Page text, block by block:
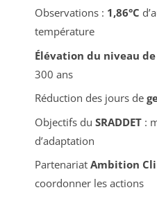
Observations : 1,86°C
température
Élévation du niveau
300 ans
Réduction des jours de
Objectifs du SRADDET:
d’adaptation
Partenariat Ambition
coordonner les actions